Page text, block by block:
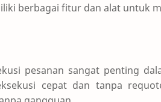
berbagai fitur dan alat untuk
pesanan sangat penting
cepat dan tanpa